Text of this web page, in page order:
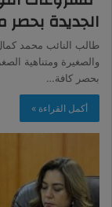
الجديدة
طالب النائب محمد
والصغيرة ومتناهية
بحصر كافة…
أكمل القراءة »